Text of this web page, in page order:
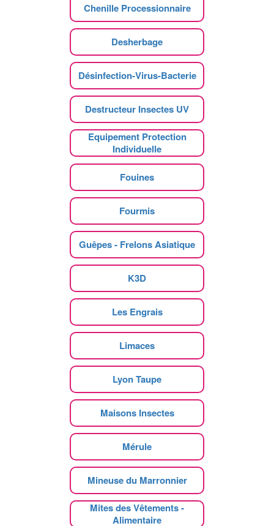
Chenille Processionnaire
Desherbage
Désinfection-Virus-Bacterie
Destructeur Insectes UV
Equipement Protection
Individuelle
Fouines
Fourmis
Guêpes - Frelons Asiatique
K3D
Les Engrais
Limaces
Lyon Taupe
Maisons Insectes
Mérule
Mineuse du Marronnier
Mites des Vêtements -
Alimentaire